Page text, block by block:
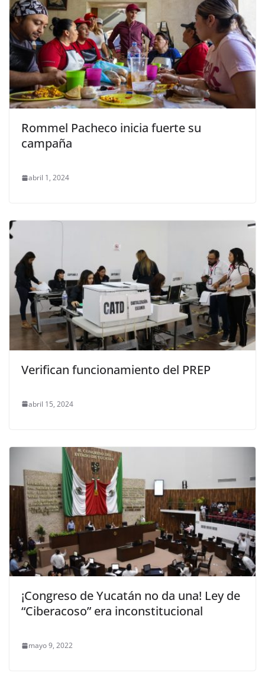
Rommel Pacheco inicia fuerte su
campaña
abril 1, 2024
Verifican funcionamiento del PREP
abril 15, 2024
¡Congreso de Yucatán no da una! Ley de
“Ciberacoso” era inconstitucional
mayo 9, 2022